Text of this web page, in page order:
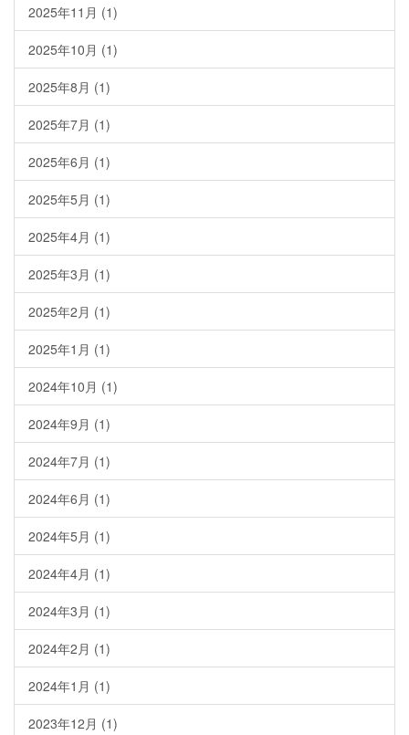
2025年11月 (1)
2025年10月 (1)
2025年8月 (1)
2025年7月 (1)
2025年6月 (1)
2025年5月 (1)
2025年4月 (1)
2025年3月 (1)
2025年2月 (1)
2025年1月 (1)
2024年10月 (1)
2024年9月 (1)
2024年7月 (1)
2024年6月 (1)
2024年5月 (1)
2024年4月 (1)
2024年3月 (1)
2024年2月 (1)
2024年1月 (1)
2023年12月 (1)